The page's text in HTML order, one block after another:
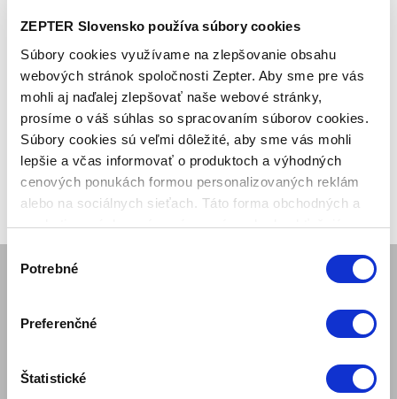
ZEPTER Slovensko používa súbory cookies
Súbory cookies využívame na zlepšovanie obsahu
webových stránok spoločnosti Zepter. Aby sme pre vás
mohli aj naďalej zlepšovať naše webové stránky,
prosíme o váš súhlas so spracovaním súborov cookies.
Súbory cookies sú veľmi dôležité, aby sme vás mohli
lepšie a včas informovať o produktoch a výhodných
cenových ponukách formou personalizovaných reklám
alebo na sociálnych sieťach. Táto forma obchodných a
marketingových oznámení pre vás nebude obťažujúca.
súhlasu
Potrebné
Preferenčné
Štatistické
Cenník služeb
Cenník náhradných díelov
Cenník predĺžených záruk
Mám záujem o ukážku produktu
Regionálne pobočky Zepter